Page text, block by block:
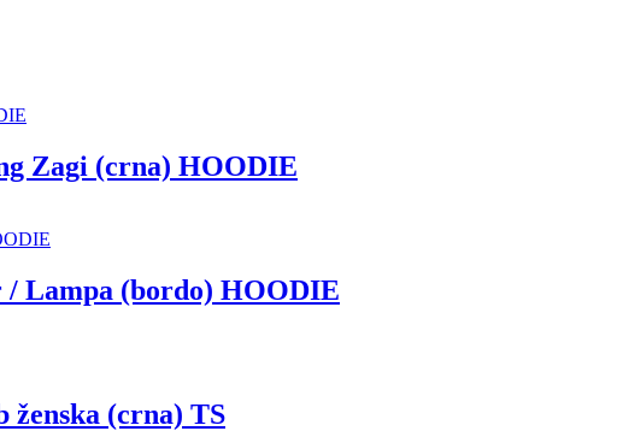
Zagi (crna) HOODIE
Lampa (bordo) HOODIE
(crna) TS